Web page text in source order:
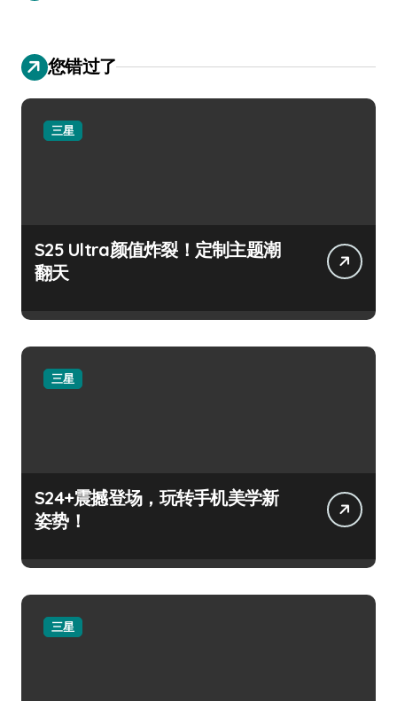
您错过了
三星
S25 Ultra颜值炸裂！定制主题潮
翻天
三星
S24+震撼登场，玩转手机美学新
姿势！
三星